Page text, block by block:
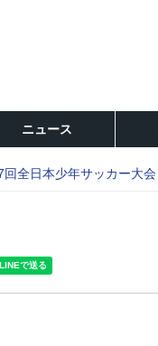
ニュース
回全日本少年サッカー大会